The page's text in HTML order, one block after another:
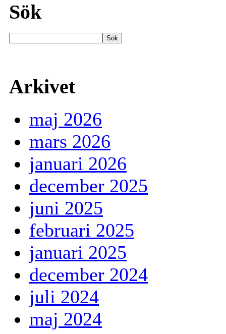
Sök
Arkivet
maj 2026
mars 2026
januari 2026
december 2025
juni 2025
februari 2025
januari 2025
december 2024
juli 2024
maj 2024